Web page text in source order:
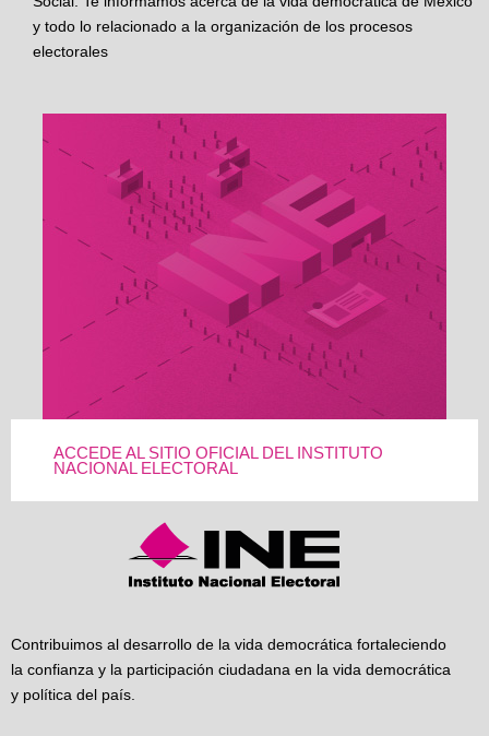
y todo lo relacionado a la organización de los procesos
electorales
ACCEDE AL SITIO OFICIAL DEL INSTITUTO
NACIONAL ELECTORAL
Contribuimos al desarrollo de la vida democrática fortaleciendo
la confianza y la participación ciudadana en la vida democrática
y política del país.